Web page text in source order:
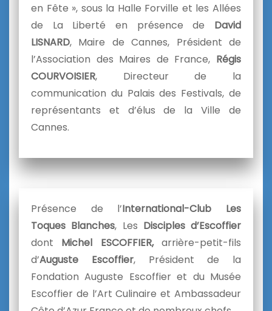
en Fête », sous la Halle Forville et les Allées
de La Liberté en présence de David
LISNARD, Maire de Cannes, Président de
l’Association des Maires de France, Régis
COURVOISIER, Directeur de la
communication du Palais des Festivals, de
représentants et d’élus de la Ville de
Cannes.
Présence de l’International-Club Les
Toques Blanches, Les Disciples d’Escoffier
dont Michel ESCOFFIER,arrière-petit-fils
d’Auguste Escoffier, Président de la
Fondation Auguste Escoffier et du Musée
Escoffier de l’Art Culinaire et Ambassadeur